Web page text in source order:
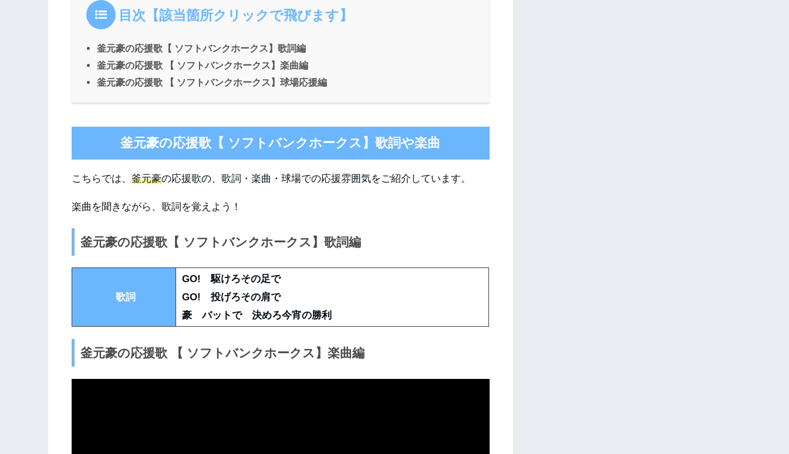
目次【該当箇所クリックで飛びます】
釜元豪の応援歌【 ソフトバンクホークス】歌詞編
釜元豪の応援歌 【 ソフトバンクホークス】楽曲編
釜元豪の応援歌 【 ソフトバンクホークス】球場応援編
釜元豪の応援歌【 ソフトバンクホークス】歌詞や楽曲
こちらでは、 釜元豪の応援歌の、歌詞・楽曲・球場での応援雰囲気をご紹介しています。
楽曲を聞きながら、歌詞を覚えよう！
釜元豪の応援歌【 ソフトバンクホークス】歌詞編
歌詞
GO! 駆けろその足で
GO! 投げろその肩で
豪 バットで 決めろ今宵の勝利
釜元豪の応援歌 【 ソフトバンクホークス】楽曲編